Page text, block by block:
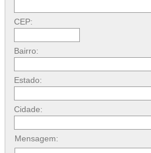
CEP:
Bairro:
Estado:
Cidade:
Mensagem: